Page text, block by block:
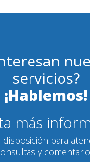
servicios?
¡Hablemos!
más
disposición para
y